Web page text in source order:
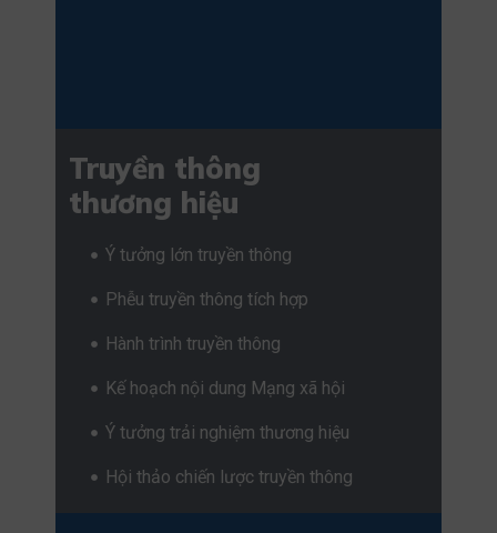
Truyền thông
thương hiệu
Ý tưởng lớn truyền thông
Phễu truyền thông tích hợp
Hành trình truyền thông
Kế hoạch nội dung Mạng xã hội
Ý tưởng trải nghiệm thương hiệu
Hội thảo chiến lược truyền thông